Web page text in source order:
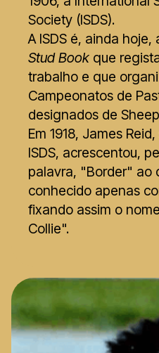
Society (ISDS).
A ISDS é, ainda
Stud Book que
trabalho e que
Campeonatos de
designados de
Em 1918, James
ISDS, acrescentou,
palavra, "Border" ao
conhecido apenas
fixando assim o
Collie".